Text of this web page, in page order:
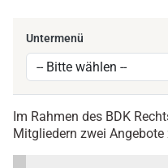
Untermenü
Im Rahmen des BDK
Mitgliedern zwei Angebote